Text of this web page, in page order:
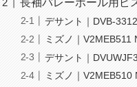
長袖バレーボール用ピ
デサント｜DVB-
ミズノ｜V2MEB511
デサント｜
ミズノ｜V2MEB510